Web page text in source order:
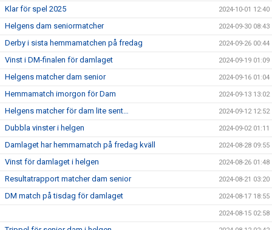
Klar för spel 2025 2024-10-01 12:40
Helgens dam seniormatcher 2024-09-30 08:43
Derby i sista hemmamatchen på fredag 2024-09-26 00:44
Vinst i DM-finalen för damlaget 2024-09-19 01:09
Helgens matcher dam senior 2024-09-16 01:04
Hemmamatch imorgon för Dam 2024-09-13 13:02
Helgens matcher för dam lite sent… 2024-09-12 12:52
Dubbla vinster i helgen 2024-09-02 01:11
Damlaget har hemmamatch på fredag kväll 2024-08-28 09:55
Vinst för damlaget i helgen 2024-08-26 01:48
Resultatrapport matcher dam senior 2024-08-21 03:20
DM match på tisdag för damlaget 2024-08-17 18:55
2024-08-15 02:58